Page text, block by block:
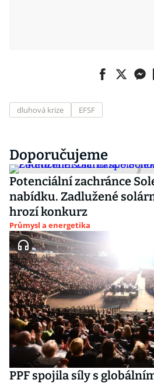
dluhová krize EFSF
Doporučujeme
Potenciální zachránce
nabídku. Zadlužené
hrozí konkurz
Průmysl a energetika
PPF spojila síly s